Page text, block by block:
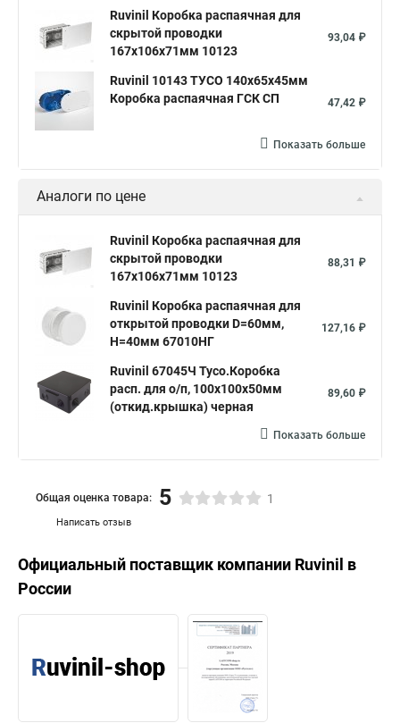
Ruvinil Коробка распаячная для
скрытой проводки
167х106х71мм 10123
93,04 ₽
Ruvinil 10143 ТУСО 140х65х45мм
Коробка распаячная ГСК СП
47,42 ₽
Показать больше
Аналоги по цене
Ruvinil Коробка распаячная для
скрытой проводки
167х106х71мм 10123
88,31 ₽
Ruvinil Коробка распаячная для
открытой проводки D=60мм,
Н=40мм 67010НГ
127,16 ₽
Ruvinil 67045Ч Тусо.Коробка
расп. для о/п, 100х100х50мм
(откид.крышка) черная
89,60 ₽
Показать больше
Написать отзыв
Общая оценка товара: 5 1
Официальный поставщик компании Ruvinil в
России